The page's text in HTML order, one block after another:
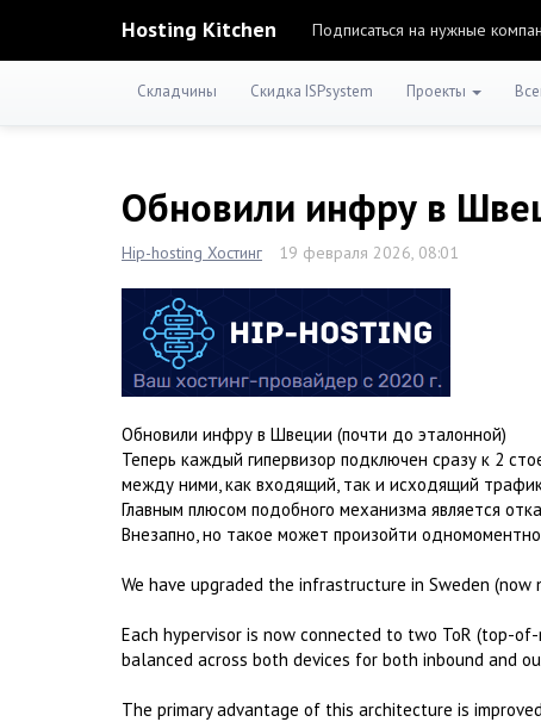
Hosting Kitchen Подписаться на нужные
Складчины Скидка ISPsystem Проекты
Обновили инфру в
Hip-hosting Хостинг 19 февраля 2026, 08:01
Обновили инфру в Швеции (почти до эталонной)
Теперь каждый гипервизор подключен сразу к 2
между ними, как входящий, так и исходящий
Главным плюсом подобного механизма является
Внезапно, но такое может произойти
We have upgraded the infrastructure in Sweden
Each hypervisor is now connected to two ToR (top-
balanced across both devices for both inbound and
The primary advantage of this architecture is